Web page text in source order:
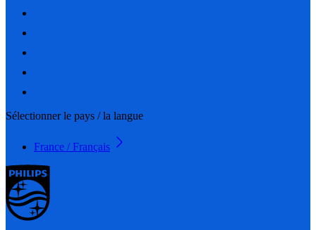
Sélectionner le pays / la langue
France / Français